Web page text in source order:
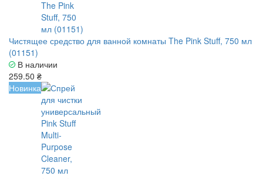
Чистящее средство для ванной комнаты The Pink Stuff, 750 мл
(01151)
В наличии
259.50 ₴
Новинка